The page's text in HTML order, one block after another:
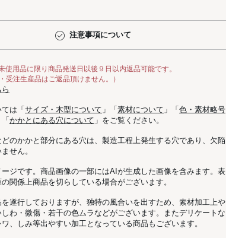
ジュート巻きのウェッジソールより華奢に見えるので、よりきれ
囲気に仕上がると思います。また、中敷きがキャメルで本体部
♡
ます。
注意事項について
使用品に限り商品発送日以後９日以内返品可能です。
受注生産品はご返品頂けません。）
は「 サイズ・木型について 」「 素材について 」「 色・素材略号
「 かかとにある穴について 」をご覧ください。
どのかかと部分にある穴は、製造工程上発生する穴であり、欠陥
せん。
ージです。商品画像の一部にはAIが生成した画像を含みます。表
関係上商品を切らしている場合がございます。
を遂行しておりますが、独特の風合いを出すため、素材加工上
わ・微傷・若干の色ムラなどがございます。またデリケートな
、しみ等出やすい加工となっている商品もございます。